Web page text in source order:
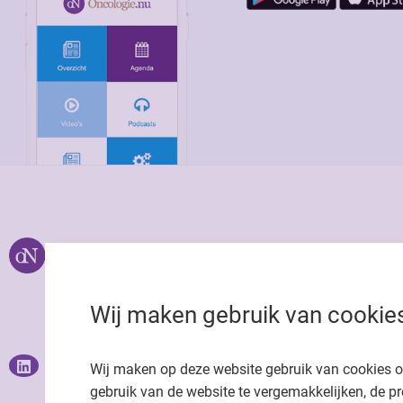
Wij maken gebruik van
Wij maken op deze website gebruik van cookies
gebruik van de website te vergemakkelijken, de
Privacy statement
Cookie
Richtlijnen